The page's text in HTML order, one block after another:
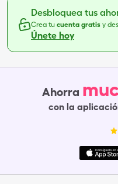
Desbloquea tus
Crea tu cuenta gratis y
Únete hoy
Ahorra
con la